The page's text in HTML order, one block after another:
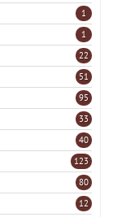
1
1
22
51
95
33
40
123
80
12